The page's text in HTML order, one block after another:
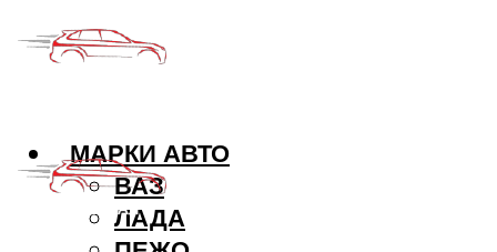
МАРКИ АВТО
ВАЗ
ЛАДА